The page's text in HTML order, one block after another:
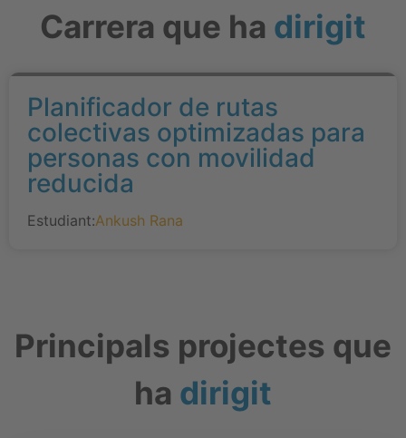
Carrera que ha dirigit
Planificador de rutas
colectivas optimizadas para
personas con movilidad
reducida
Estudiant:Ankush Rana
Principals projectes que
ha dirigit